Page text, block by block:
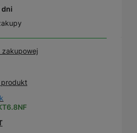
dni
zakupowej